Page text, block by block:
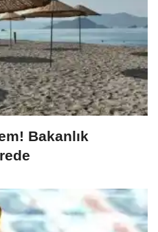
Bakanlık